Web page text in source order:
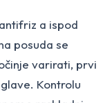
a ispod
posuda se
varirati, prvi
Kontrolu